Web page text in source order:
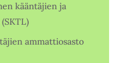
kääntäjien ja
ammattiosasto